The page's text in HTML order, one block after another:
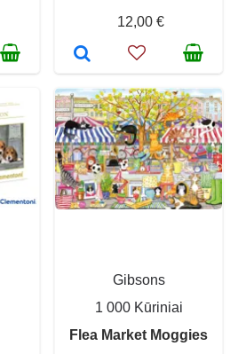
12,00 €
Gibsons
1 000 Kūriniai
Flea Market Moggies